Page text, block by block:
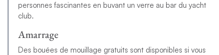
personnes fascinantes en buvant un verre au bar du yacht
club.
Amarrage
Des bouées de mouillage gratuits sont disponibles si vous